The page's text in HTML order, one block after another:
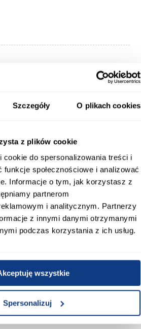
Szczegóły O plikach cookies
z plików cookie
do spersonalizowania treści i
funkcje społecznościowe i analizować
Informacje o tym, jak korzystasz z
partnerom
i analitycznym. Partnerzy
z innymi danymi otrzymanymi
podczas korzystania z ich usług.
wszystkie
Spersonalizuj